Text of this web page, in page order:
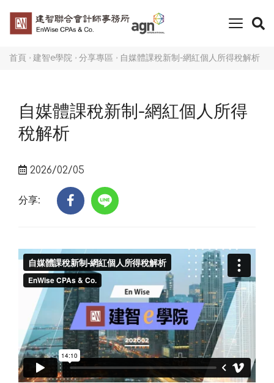
toggle
首頁 建智e學院 分享專區 自媒體課稅新制-網紅個人所得稅解析
自媒體課稅新制-網紅個人所得
稅解析
2026/02/05
分享: